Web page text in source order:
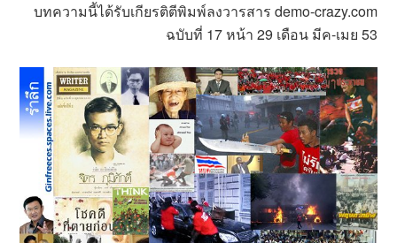
บทความนี้ได้รับเกียรติตีพิมพ์ลงวารสาร demo-crazy.com
ฉบับที่ 17 หน้า 29 เดือน มีค-เมย 53